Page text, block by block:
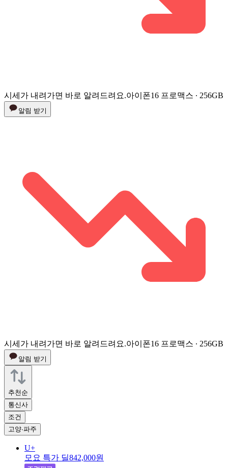
시세가 내려가면 바로 알려드려요.아이폰16 프로맥스 ∙ 256GB
알림 받기
시세가 내려가면 바로 알려드려요.아이폰16 프로맥스 ∙ 256GB
알림 받기
추천순
통신사
조건
고양·파주
U+
모요 특가 딜842,000원